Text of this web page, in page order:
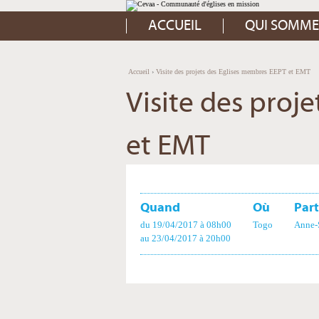
Aller
au
contenu.
Aller
à
Outils
personnels
ACCUEIL QUI
Accueil › Visite des projets des Eglises membres EEPT et EMT
Visite des
et EMT
Quand
du 19/04/2017 à 08h00
au 23/04/2017 à 20h00
Où
Togo